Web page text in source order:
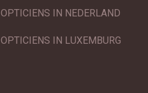
OPTICIENS IN NEDERLAND
OPTICIENS IN LUXEMBURG